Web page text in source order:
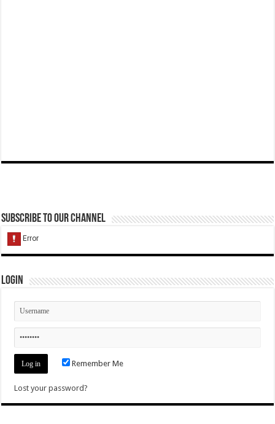
Subscribe to our Channel
Login
Remember Me
Lost your password?